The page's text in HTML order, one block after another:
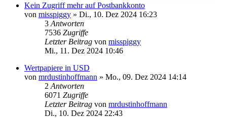
Kein Zugriff mehr auf Postbankkonto
von misspiggy » Di., 10. Dez 2024 16:23
3 Antworten
7536 Zugriffe
Letzter Beitrag von misspiggy
Mi., 11. Dez 2024 10:46
Wertpapiere in USD
von mrdustinhoffmann » Mo., 09. Dez 2024 14:14
2 Antworten
6071 Zugriffe
Letzter Beitrag von mrdustinhoffmann
Di., 10. Dez 2024 22:43